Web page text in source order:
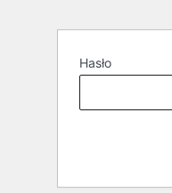
Hasło